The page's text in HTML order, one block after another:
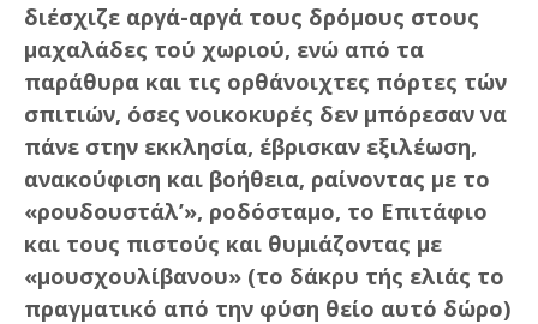
διέσχιζε αργά-αργά τους δρόμους στους
μαχαλάδες τού χωριού, ενώ από τα
παράθυρα και τις ορθάνοιχτες πόρτες τών
σπιτιών, όσες νοικοκυρές δεν μπόρεσαν να
πάνε στην εκκλησία, έβρισκαν εξιλέωση,
ανακούφιση και βοήθεια, ραίνοντας με το
«ρουδουστάλ’», ροδόσταμο, το Επιτάφιο
και τους πιστούς και θυμιάζοντας με
«μουσχουλίβανου» (το δάκρυ τής ελιάς το
πραγματικό από την φύση θείο αυτό δώρο)